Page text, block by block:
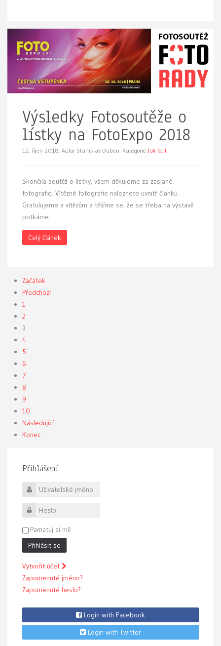
Výsledky Fotosoutěže o
lístky na FotoExpo 2018
12. říjen 2018. Autor Stanislav Duben. Kategorie Jak fotit
Skončila soutěž o lístky, všem děkujeme za zaslané
fotografie. Vítězné fotografie naleznete uvnitř článku.
Gratulujeme a vítězům a těšíme se, že se třeba na výstavě
potkáme.
Celý článek
Začátek
Předchozí
1
2
3
4
5
6
7
8
9
10
Následující
Konec
Přihlášení
Uživatelské jméno
Heslo
Pamatuj si mě
Přihlásit se
Vytvořit účet
Zapomenuté jméno?
Zapomenuté heslo?
Login with Facebook
Login with Twitter